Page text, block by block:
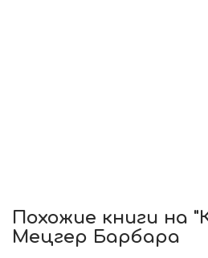
Похожие книги на
Мецгер Барбара